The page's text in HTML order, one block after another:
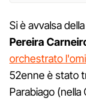
Si è avvalsa
Pereira
orchestrato
52enne è stato
Parabiago